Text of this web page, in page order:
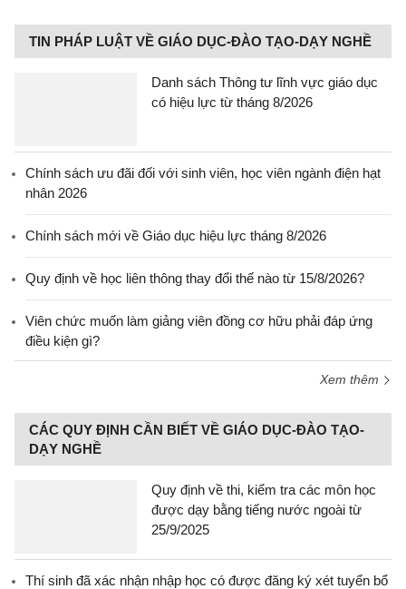
TIN PHÁP LUẬT VỀ GIÁO DỤC-ĐÀO TẠO-DẠY NGHỀ
Danh sách Thông tư lĩnh vực giáo dục
có hiệu lực từ tháng 8/2026
Chính sách ưu đãi đối với sinh viên, học viên ngành điện hạt
nhân 2026
Chính sách mới về Giáo dục hiệu lực tháng 8/2026
Quy định về học liên thông thay đổi thế nào từ 15/8/2026?
Viên chức muốn làm giảng viên đồng cơ hữu phải đáp ứng
điều kiện gì?
Xem thêm
CÁC QUY ĐỊNH CẦN BIẾT VỀ GIÁO DỤC-ĐÀO TẠO-
DẠY NGHỀ
Quy định về thi, kiểm tra các môn học
được dạy bằng tiếng nước ngoài từ
25/9/2025
Thí sinh đã xác nhận nhập học có được đăng ký xét tuyển bổ